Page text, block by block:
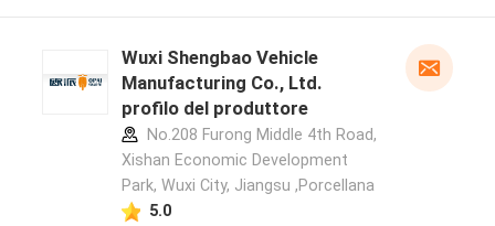
Wuxi Shengbao Vehicle
Manufacturing Co., Ltd.
profilo del produttore
No.208 Furong Middle 4th Road,
Xishan Economic Development
Park, Wuxi City, Jiangsu ,Porcellana
5.0